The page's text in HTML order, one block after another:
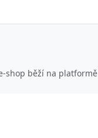
shop běží na platformě